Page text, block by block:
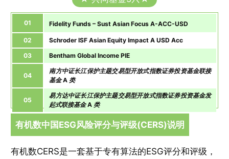
01 Fidelity Funds – Sust Asian Focus A-ACC-USD
02
Schroder ISF Asian Equity Impact A USD Acc
03
Bentham Global Income PIE
04
南方中证长江保护主题交易型开放式指数证券投资基金联接
基金 A 类
05
易方达中证长江保护主题交易型开放式指数证券投资基金发
起式联接基金 A 类
有机数中国ESG风险评分与评级(CERS)说明
有机数CERS是一套基于专有算法的ESG评分和评级，